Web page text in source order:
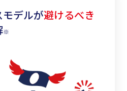
デルが避けるべき
※